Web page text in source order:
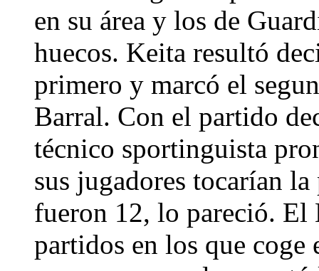
en su área y los de
huecos. Keita resultó
primero y marcó el
Barral. Con el partido
técnico sportinguista
sus jugadores tocarían
fueron 12, lo pareció. El
partidos en los que coge